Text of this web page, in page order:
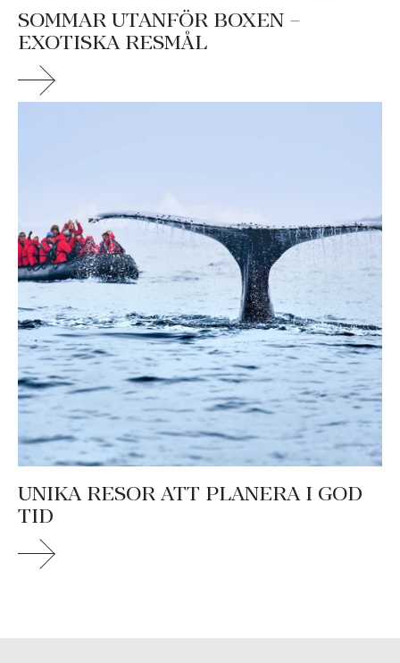
SOMMAR UTANFÖR BOXEN –
EXOTISKA RESMÅL
UNIKA RESOR ATT PLANERA I GOD
TID